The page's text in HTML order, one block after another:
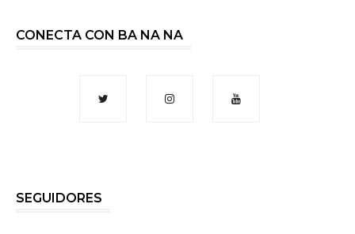
CONECTA CON BA NA NA
SEGUIDORES